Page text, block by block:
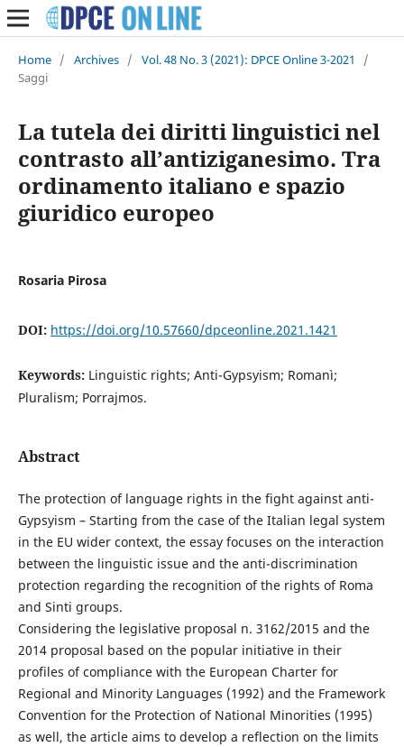
Home / Archives / Vol. 48 No. 3 (2021): DPCE Online 3-2021
/
Saggi
La tutela dei diritti linguistici nel
contrasto all’antiziganesimo. Tra
ordinamento italiano e spazio
giuridico europeo
Rosaria Pirosa
DOI: https://doi.org/10.57660/dpceonline.2021.1421
Keywords: Linguistic rights; Anti-Gypsyism; Romanì;
Pluralism; Porrajmos.
Abstract
The protection of language rights in the fight against anti-
Gypsyism – Starting from the case of the Italian legal system
in the EU wider context, the essay focuses on the interaction
between the linguistic issue and the anti-discrimination
protection regarding the recognition of the rights of Roma
and Sinti groups.
Considering the legislative proposal n. 3162/2015 and the
2014 proposal based on the popular initiative in their
profiles of compliance with the European Charter for
Regional and Minority Languages (1992) and the Framework
Convention for the Protection of National Minorities (1995)
as well, the article aims to develop a reflection on the limits